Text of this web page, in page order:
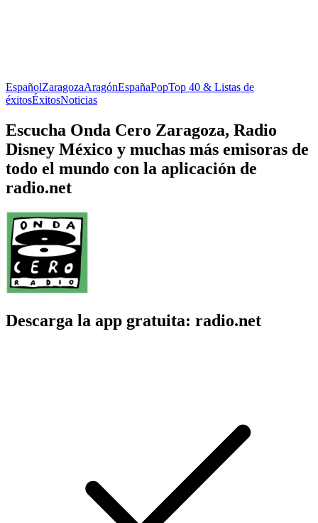
EspañolZaragozaAragónEspañaPopTop 40 & Listas de
éxitosÉxitosNoticias
Escucha Onda Cero Zaragoza, Radio
Disney México y muchas más emisoras de
todo el mundo con la aplicación de
radio.net
Descarga la app gratuita: radio.net